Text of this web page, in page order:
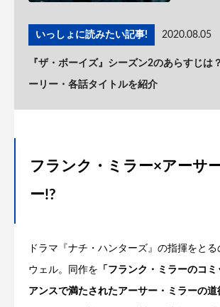
いっしょに読みたい記事! 2020.08.05
『ザ・ボーイズ』シーズン2のあらすじは
ーリー・各話タイトルを紹介
フランク・ミラー×アーサ
ー!?
ドラマ『ナチ・ハンターズ』の指揮をとる
ウェル。同作を 「フランク・ミラーのコ
アンスで満たされたアーサー・ミラーの道